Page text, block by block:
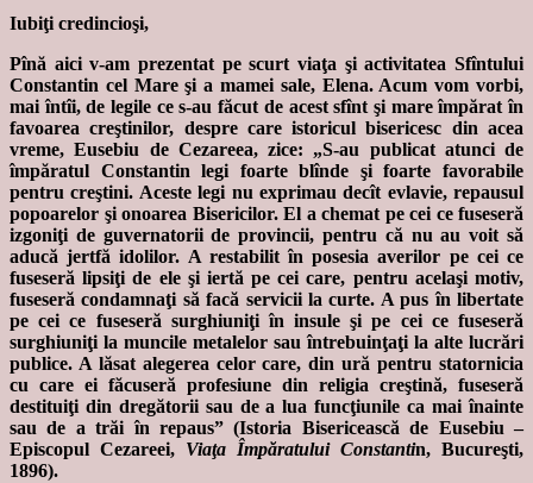
Iubiţi credincioşi,
Pînă aici v-am prezentat pe scurt viaţa şi activitatea Sfîntului
Constantin cel Mare şi a mamei sale, Elena. Acum vom vorbi,
mai întîi, de legile ce s-au făcut de acest sfînt şi mare împărat în
favoarea creştinilor, despre care istoricul bisericesc din acea
vreme, Eusebiu de Cezareea, zice: „S-au publicat atunci de
împăratul Constantin legi foarte blînde şi foarte favorabile
pentru creştini. Aceste legi nu exprimau decît evlavie, repausul
popoarelor şi onoarea Bisericilor. El a chemat pe cei ce fuseseră
izgoniţi de guvernatorii de provincii, pentru că nu au voit să
aducă jertfă idolilor. A restabilit în posesia averilor pe cei ce
fuseseră lipsiţi de ele şi iertă pe cei care, pentru acelaşi motiv,
fuseseră condamnaţi să facă servicii la curte. A pus în libertate
pe cei ce fuseseră surghiuniţi în insule şi pe cei ce fuseseră
surghiuniţi la muncile metalelor sau întrebuinţaţi la alte lucrări
publice. A lăsat alegerea celor care, din ură pentru statornicia
cu care ei făcuseră profesiune din religia creştină, fuseseră
destituiţi din dregătorii sau de a lua funcţiunile ca mai înainte
sau de a trăi în repaus” (Istoria Bisericească de Eusebiu –
Episcopul Cezareei, Viaţa Împăratului Constantin, Bucureşti,
1896).